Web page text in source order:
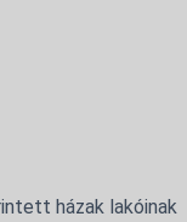
házak lakóinak